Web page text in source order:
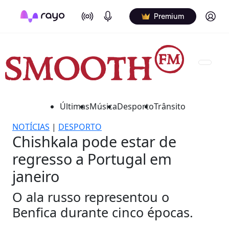
On Air Podcasts Premium Log in
ÚltimasMúsicaDesportoTrânsito
NOTÍCIAS | DESPORTO
Chishkala pode estar de
regresso a Portugal em
janeiro
O ala russo representou o
Benfica durante cinco épocas.